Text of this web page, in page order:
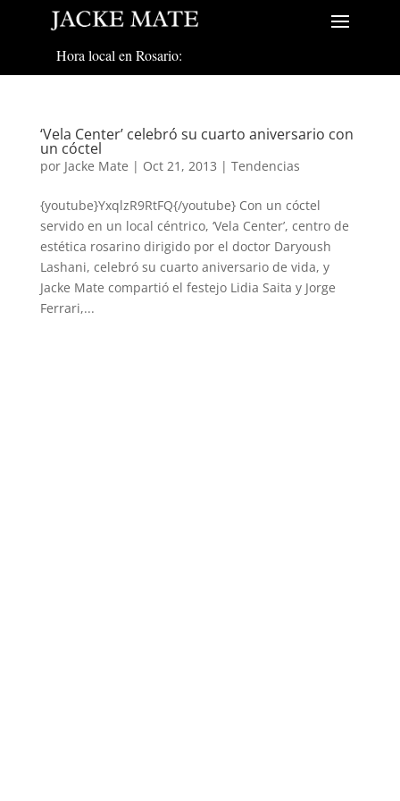
Hora local en Rosario:
‘Vela Center’ celebró su cuarto aniversario con
un cóctel
por Jacke Mate | Oct 21, 2013 | Tendencias
{youtube}YxqlzR9RtFQ{/youtube} Con un cóctel
servido en un local céntrico, ‘Vela Center’, centro de
estética rosarino dirigido por el doctor Daryoush
Lashani, celebró su cuarto aniversario de vida, y
Jacke Mate compartió el festejo Lidia Saita y Jorge
Ferrari,...